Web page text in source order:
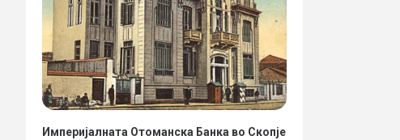
Империјалната Отоманска Банка во Скопје